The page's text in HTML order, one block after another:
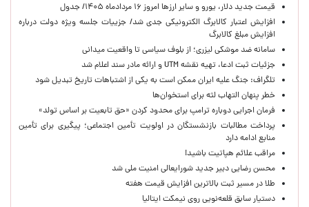
قیمت جدید دلار، یورو و سایر ارزها امروز ۱۶ مردادماه ۱۴۰۵/ جدول
افزایش اعتبار کالابرگ الکترونیکی جدی شد/ جزییات جلسه ویژه دولت درباره
افزایش مبلغ کالابرگ
سامانه ضد موشکی لیزری؛ از بلوف سیاسی تا واقعیت میدانی
جزئیات ثبت ادعا، تهیه نقشه UTM و ارائه مادر سند اعلام شد
تلگراف: جنگ علیه ایران ممکن است به یکی از اشتباهات تاریخ تبدیل شود
خطر پنهان التهاب لثه برای استخوان‌ها
فرمان اجرایی دوباره ترامپ برای محدود کردن «حق تابعیت بر اساس تولد»
پرداخت مطالبات بازنشستگان در اولویت تأمین اجتماعی؛ پیگیری برای تأمین
منابع ادامه دارد
مراقب علائم هپاتیت باشید!
محسن رضایی دبیر جدید شورایعالی امنیت ملی شد
طلا در مسیر ثبت بالاترین افزایش قیمت هفته
دستیار سابق قلعه‌نویی روی نیمکت ایتالیا